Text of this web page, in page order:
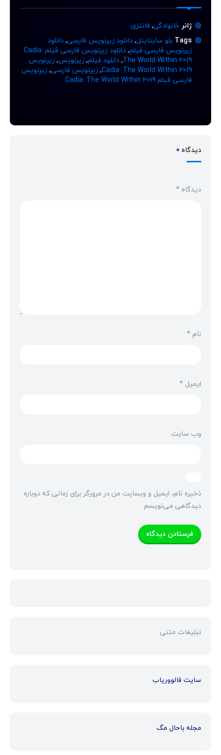
ژانرخانوادگی, فانتزی
Tags بلو سابتایتل,دانلود زیرنویس فارسی,دانلود
زیرنویس فارسی فیلم,
دانلود زیرنویس فارسی فیلم Cadia:
The World Within 2019
,دانلود فیلم,زیرنویس,زیرنویس
Cadia: The World Within 2019
,زیرنویس فارسی,زیرنویس
فارسی فیلم Cadia: The World Within 2019
دیدگاه 0
دیدگاه *
نام*
ایمیل *
وب‌ سایت
ذخیره نام، ایمیل و وبسایت من در مرورگر برای زمانی که دوباره
دیدگاهی می‌نویسم.
تبلیغات متنی
سایت فالووریاب
مجله باحال مگ